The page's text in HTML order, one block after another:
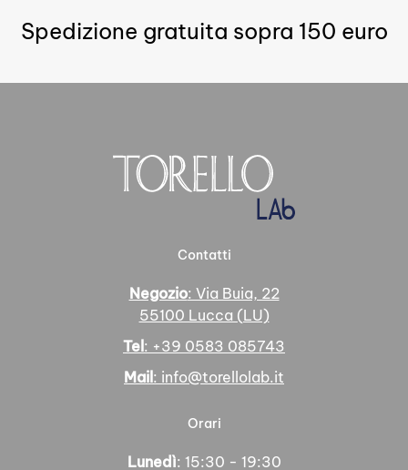
Spedizione gratuita sopra 150 euro
Contatti
Negozio: Via Buia, 22
55100 Lucca (LU)
Tel : +39 0583 085743
Mail : info@torellolab.it
Orari
Lunedì: 15:30 - 19:30